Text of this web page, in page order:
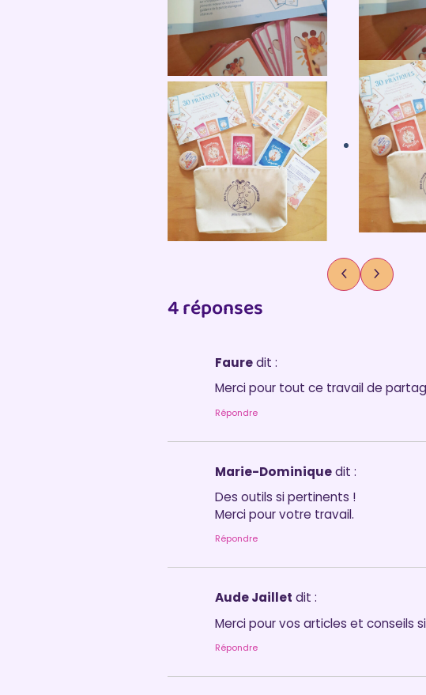
Si vous avez aimé cet article,
4 réponses
Fauredit :
Merci pour tout ce travail de
Répondre
Marie-Dominiquedit :
Des outils si pertinents !
Merci pour votre travail.
Répondre
Aude Jaillet dit :
Merci pour vos articles et conseils
Répondre